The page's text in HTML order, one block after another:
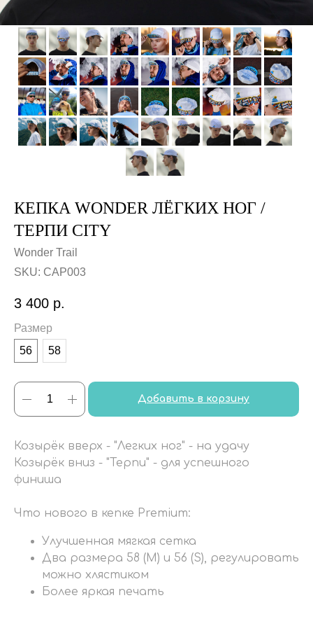
КЕПКА WONDER ЛЁГКИХ НОГ /
ТЕРПИ CITY
Wonder Trail
SKU: CAP003
3 400 р.
Размер
56
58
Добавить в корзину
Козырёк вверх - "Легких ног" - на удачу
Козырёк вниз - "Терпи" - для успешного
финиша
Что нового в кепке Premium:
Улучшенная мягкая сетка
Два размера 58 (M) и 56 (S), регулировать
можно хлястиком
Более яркая печать